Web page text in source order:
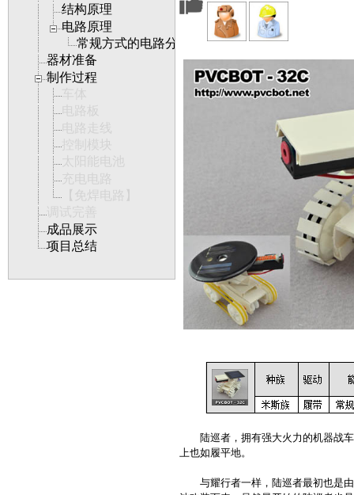
结构原理
电路原理
常规方式的电路分析
器材准备
制作过程
成品展示
项目总结
陆巡者，拥有强大火力的机器战车
上也如履平地。
与耀行者一样，陆巡者最初也是由